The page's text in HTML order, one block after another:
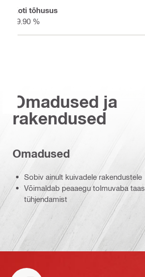
Koti tõhusus
99.90 %
Omadused ja
rakendused
Omadused
Sobiv ainult kuivadele rakendustele
Võimaldab peaaegu tolmuvaba
tühjendamist